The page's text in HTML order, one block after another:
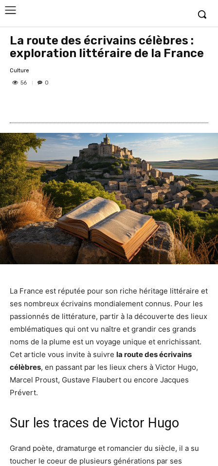
La route des écrivains célèbres :
exploration littéraire de la France
Culture
56
0
La France est réputée pour son riche héritage littéraire et
ses nombreux écrivains mondialement connus. Pour les
passionnés de littérature, partir à la découverte des lieux
emblématiques qui ont vu naître et grandir ces grands
noms de la plume est un voyage unique et enrichissant.
Cet article vous invite à suivre la route des écrivains
célèbres, en passant par les lieux chers à Victor Hugo,
Marcel Proust, Gustave Flaubert ou encore Jacques
Prévert.
Sur les traces de Victor Hugo
Grand poète, dramaturge et romancier du siècle, il a su
toucher le coeur de plusieurs générations par ses